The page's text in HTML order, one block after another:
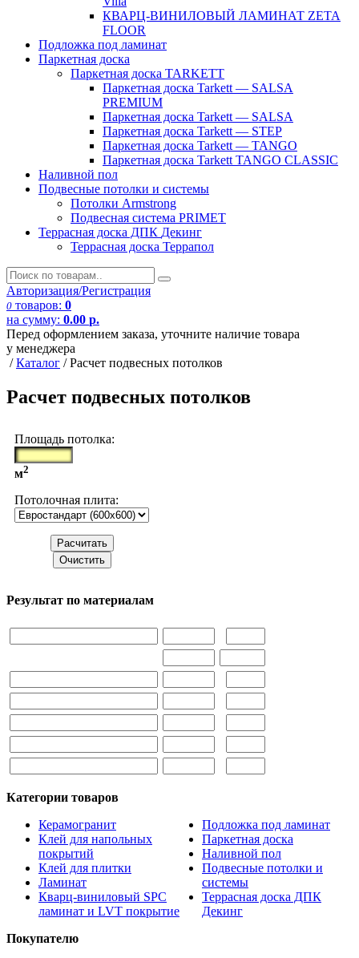
КВАРЦ-ВИНИЛОВЫЙ ЛАМИНАТ ZETA
FLOOR
Подложка под ламинат
Паркетная доска
Паркетная доска TARKETT
Паркетная доска Tarkett — SALSA
PREMIUM
Паркетная доска Tarkett — SALSA
Паркетная доска Tarkett — STEP
Паркетная доска Tarkett — TANGO
Паркетная доска Tarkett TANGO CLASSIC
Наливной пол
Подвесные потолки и системы
Потолки Armstrong
Подвесная система PRIMET
Террасная доска ДПК Декинг
Террасная доска Террапол
Авторизация/Регистрация
0 товаров: 0
на сумму: 0.00 р.
Перед оформлением заказа, уточните наличие товара
у менеджера
/Каталог /Расчет подвесных потолков
Расчет подвесных потолков
Площадь потолка:
м2
Потолочная плита:
Результат по материалам
Категории товаров
Керамогранит
Клей для напольных
покрытий
Клей для плитки
Ламинат
Кварц-виниловый SPC
ламинат и LVT покрытие
Подложка под ламинат
Паркетная доска
Наливной пол
Подвесные потолки и
системы
Террасная доска ДПК
Декинг
Покупателю